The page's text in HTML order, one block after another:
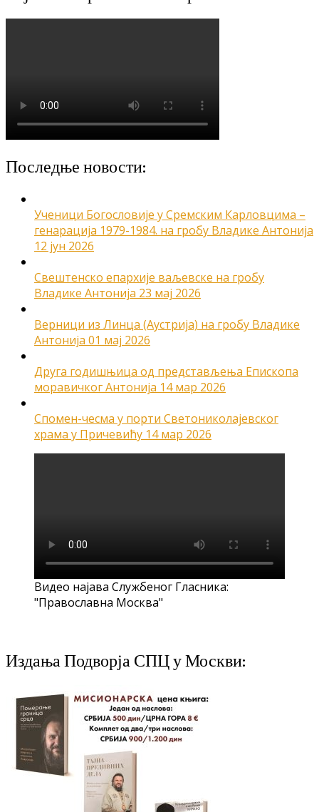
Последње новости:
Ученици Богословије у Сремским Карловцима –
генарација 1979-1984. на гробу Владике Антонија
12 јун 2026
Свештенско епархије ваљевске на гробу
Владике Антонија 23 мај 2026
Верници из Линца (Аустрија) на гробу Владике
Антонија 01 мај 2026
Друга годишњица од представљења Епископа
моравичког Антонија 14 мар 2026
Спомен-чесма у порти Светониколајевског
храма у Причевићу 14 мар 2026
Видео најава Службеног Гласника:
"Православна Москва"
Издања Подворја СПЦ у Москви: